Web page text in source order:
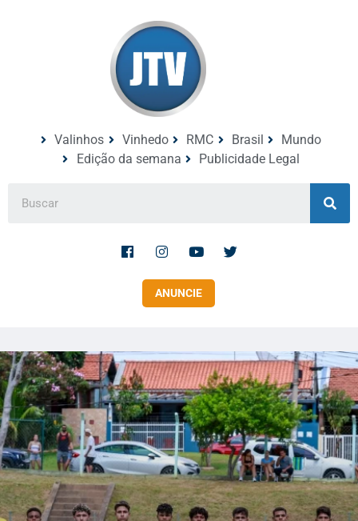
Valinhos Vinhedo RMC Brasil
Mundo
Edição da semana
Publicidade Legal
ANUNCIE